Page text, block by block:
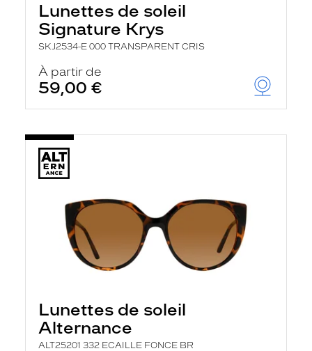
Lunettes de soleil
Signature Krys
SKJ2534-E 000 TRANSPARENT CRIS
À partir de
59,00 €
Lunettes de soleil
Alternance
ALT25201 332 ECAILLE FONCE BR